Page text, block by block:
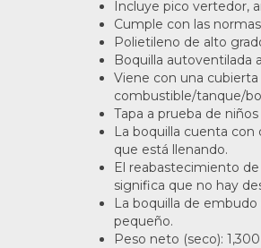
Incluye pico vertedor,
Cumple con las
Polietileno de alto
Boquilla autoventilada
Viene con una
combustible/tanque/
Tapa a prueba de
La boquilla cuenta con
que está llenando.
El reabastecimiento
significa que no hay
La boquilla de
pequeño.
Peso neto (seco):